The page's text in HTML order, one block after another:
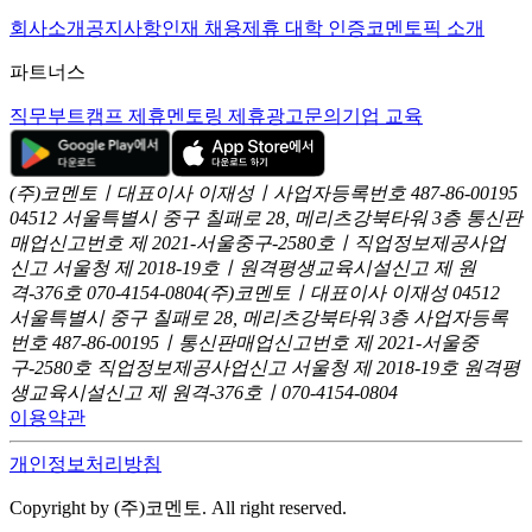
회사소개 공지사항인재 채용제휴 대학 인증코멘토픽 소개
파트너스
직무부트캠프 제휴멘토링 제휴광고문의 기업 교육
(주)코멘토ㅣ대표이사 이재성ㅣ사업자등록번호 487-86-00195
04512 서울특별시 중구 칠패로 28, 메리츠강북타워 3층 통신판
매업신고번호 제 2021-서울중구-2580호ㅣ직업정보제공사업
신고 서울청 제 2018-19호ㅣ원격평생교육시설신고 제 원
격-376호 070-4154-0804(주)코멘토ㅣ대표이사 이재성 04512
서울특별시 중구 칠패로 28, 메리츠강북타워 3층 사업자등록
번호 487-86-00195ㅣ통신판매업신고번호 제 2021-서울중
구-2580호 직업정보제공사업신고 서울청 제 2018-19호 원격평
생교육시설신고 제 원격-376호ㅣ070-4154-0804
이용약관
개인정보처리방침
Copyright by (주)코멘토. All right reserved.